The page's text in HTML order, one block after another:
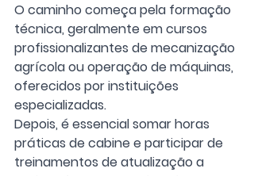
O caminho começa pela formação
técnica, geralmente em cursos
profissionalizantes de mecanização
agrícola ou operação de máquinas,
oferecidos por instituições
especializadas.
Depois, é essencial somar horas
práticas de cabine e participar de
treinamentos de atualização a